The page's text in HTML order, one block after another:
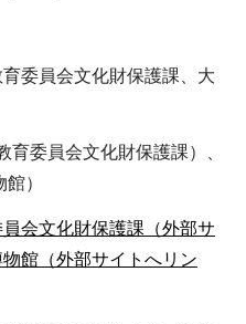
委員会文化財保護課、大
委員会文化財保護課）、
）
会文化財保護課（外部サ
館（外部サイトへリン